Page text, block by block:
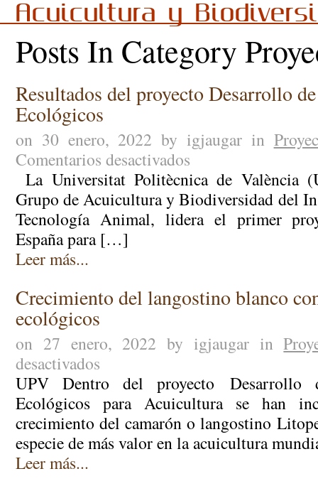
Acuicultura y
Posts In Category
Resultados del proyecto Desarrollo
Ecológicos
on 30 enero, 2022 by igjaugar in
Comentarios desactivadosen
Resultados
del
proyecto
Desarrollo
La Universitat Politècnica de València
Grupo de Acuicultura y Biodiversidad del
Tecnología Animal, lidera el primer
España para […]
Leer más...
Crecimiento del langostino blanco
ecológicos
on 27 enero, 2022 by igjaugar in
desactivadosen
Crecimiento
del
langostino
blanco
con
piensos
UPV Dentro del proyecto Desarrollo
Ecológicos para Acuicultura se han
crecimiento del camarón o langostino
especie de más valor en la acuicultura
Leer más...